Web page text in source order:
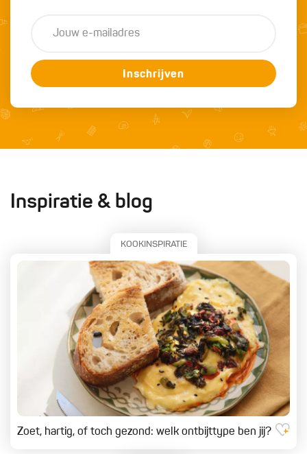
Inschrijven
Inspiratie & blog
KOOKINSPIRATIE
Zoet, hartig, of toch gezond: welk ontbijttype ben jij?